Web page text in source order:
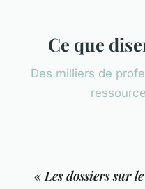
Ce que
Des milliers de
« Les dossiers sur